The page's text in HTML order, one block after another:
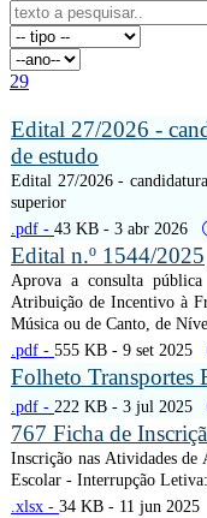
29
Edital 27/2026 -
de estudo
Edital 27/2026 -
superior
.pdf - 43 KB - 3 abr 2026
Edital n.º 1544/2025
Aprova a consulta
Atribuição de Incentivo à
Música ou de Canto, de
.pdf - 555 KB - 9 set 2025
Folheto Transportes
.pdf - 222 KB - 3 jul 2025
767 Ficha de
Inscrição nas Atividades
Escolar - Interrupção
.xlsx - 34 KB - 11 jun 2025